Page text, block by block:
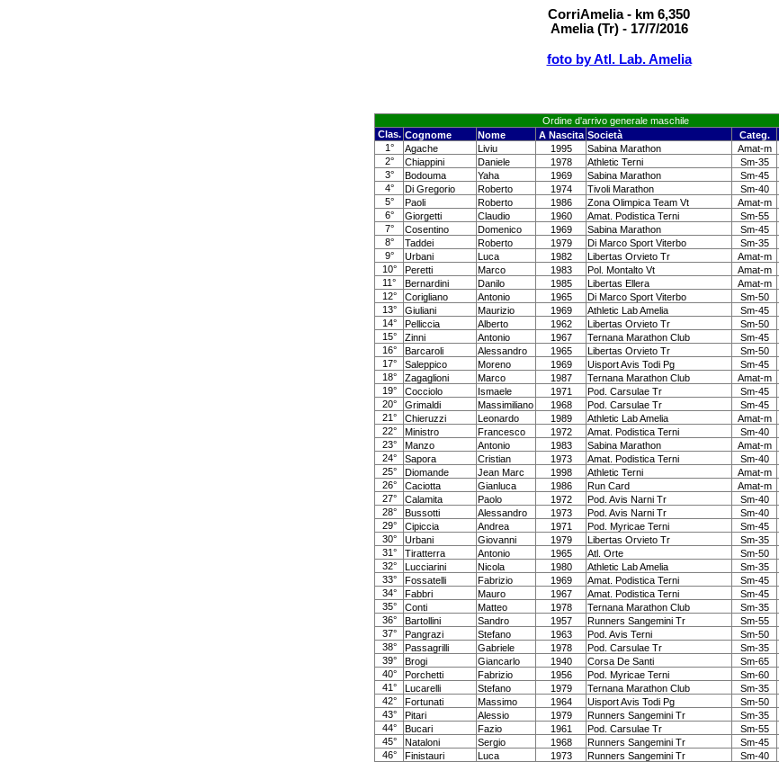
CorriAmelia - km 6,350
Amelia (Tr) - 17/7/2016
foto by Atl. Lab. Amelia
Ordine d'arrivo generale maschile
Clas. Cognome Nome A Nascita Società Categ.
1°
Agache Liviu 1995 Sabina Marathon Amat-m
2°
Chiappini Daniele 1978 Athletic Terni Sm-35
3°
Bodouma Yaha 1969 Sabina Marathon Sm-45
4°
Di Gregorio Roberto 1974 Tivoli Marathon Sm-40
5°
Paoli Roberto 1986 Zona Olimpica Team Vt Amat-m
6°
Giorgetti Claudio 1960 Amat. Podistica Terni Sm-55
7°
Cosentino Domenico 1969 Sabina Marathon Sm-45
8°
Taddei Roberto 1979 Di Marco Sport Viterbo Sm-35
9°
Urbani Luca 1982 Libertas Orvieto Tr Amat-m
10°
Peretti Marco 1983 Pol. Montalto Vt Amat-m
11°
Bernardini Danilo 1985 Libertas Ellera Amat-m
12°
Corigliano Antonio 1965 Di Marco Sport Viterbo Sm-50
13°
Giuliani Maurizio 1969 Athletic Lab Amelia Sm-45
14°
Pelliccia Alberto 1962 Libertas Orvieto Tr Sm-50
15°
Zinni Antonio 1967 Ternana Marathon Club Sm-45
16°
Barcaroli Alessandro 1965 Libertas Orvieto Tr Sm-50
17°
Saleppico Moreno 1969 Uisport Avis Todi Pg Sm-45
18°
Zagaglioni Marco 1987 Ternana Marathon Club Amat-m
19°
Cocciolo Ismaele 1971 Pod. Carsulae Tr Sm-45
20°
Grimaldi Massimiliano 1968 Pod. Carsulae Tr Sm-45
21°
Chieruzzi Leonardo 1989 Athletic Lab Amelia Amat-m
22°
Ministro Francesco 1972 Amat. Podistica Terni Sm-40
23°
Manzo Antonio 1983 Sabina Marathon Amat-m
24°
Sapora Cristian 1973 Amat. Podistica Terni Sm-40
25°
Diomande Jean Marc 1998 Athletic Terni Amat-m
26°
Caciotta Gianluca 1986 Run Card Amat-m
27°
Calamita Paolo 1972 Pod. Avis Narni Tr Sm-40
28°
Bussotti Alessandro 1973 Pod. Avis Narni Tr Sm-40
29°
Cipiccia Andrea 1971 Pod. Myricae Terni Sm-45
30°
Urbani Giovanni 1979 Libertas Orvieto Tr Sm-35
31°
Tiratterra Antonio 1965 Atl. Orte Sm-50
32°
Lucciarini Nicola 1980 Athletic Lab Amelia Sm-35
33°
Fossatelli Fabrizio 1969 Amat. Podistica Terni Sm-45
34°
Fabbri Mauro 1967 Amat. Podistica Terni Sm-45
35°
Conti Matteo 1978 Ternana Marathon Club Sm-35
36°
Bartollini Sandro 1957 Runners Sangemini Tr Sm-55
37°
Pangrazi Stefano 1963 Pod. Avis Terni Sm-50
38°
Passagrilli Gabriele 1978 Pod. Carsulae Tr Sm-35
39°
Brogi Giancarlo 1940 Corsa De Santi Sm-65
40°
Porchetti Fabrizio 1956 Pod. Myricae Terni Sm-60
41°
Lucarelli Stefano 1979 Ternana Marathon Club Sm-35
42°
Fortunati Massimo 1964 Uisport Avis Todi Pg Sm-50
43°
Pitari Alessio 1979 Runners Sangemini Tr Sm-35
44°
Bucari Fazio 1961 Pod. Carsulae Tr Sm-55
45°
Nataloni Sergio 1968 Runners Sangemini Tr Sm-45
46°
Finistauri Luca 1973 Runners Sangemini Tr Sm-40